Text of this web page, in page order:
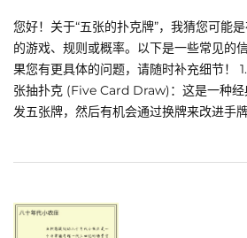
您好！关于“五张的扑克牌”，我猜您可能
的游戏、规则或概率。以下是一些常见的
果您有更具体的问题，请随时补充细节！
张抽扑克 (Five Card Draw)：这是一种经
发五张牌，然后有机会通过换牌来改进手